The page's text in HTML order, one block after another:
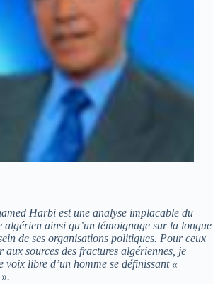
Harbi est une analyse implacable du
algérien ainsi qu’un témoignage sur la longue
de ses organisations politiques. Pour ceux
aux sources des fractures algériennes, je
voix libre d’un homme se définissant «